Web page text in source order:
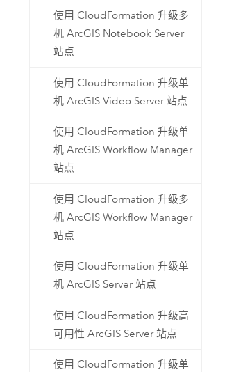
使用 CloudFormation 升级多
机 ArcGIS Notebook Server
站点
使用 CloudFormation 升级单
机 ArcGIS Video Server 站点
使用 CloudFormation 升级单
机 ArcGIS Workflow Manager
站点
使用 CloudFormation 升级多
机 ArcGIS Workflow Manager
站点
使用 CloudFormation 升级单
机 ArcGIS Server 站点
使用 CloudFormation 升级高
可用性 ArcGIS Server 站点
使用 CloudFormation 升级单